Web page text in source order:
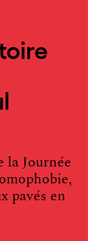
la Journée
pavés en